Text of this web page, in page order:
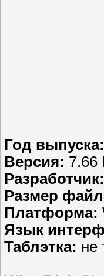
Год выпуска:
Версия: 7.66
Разработчик:
Размер
Платформа:
Язык
Таблэтка: не